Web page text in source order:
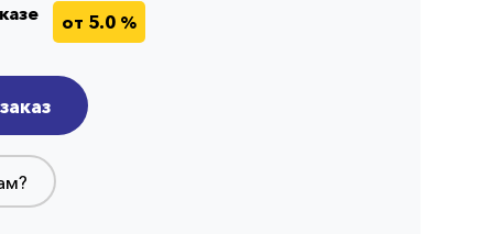
от 5.0 %